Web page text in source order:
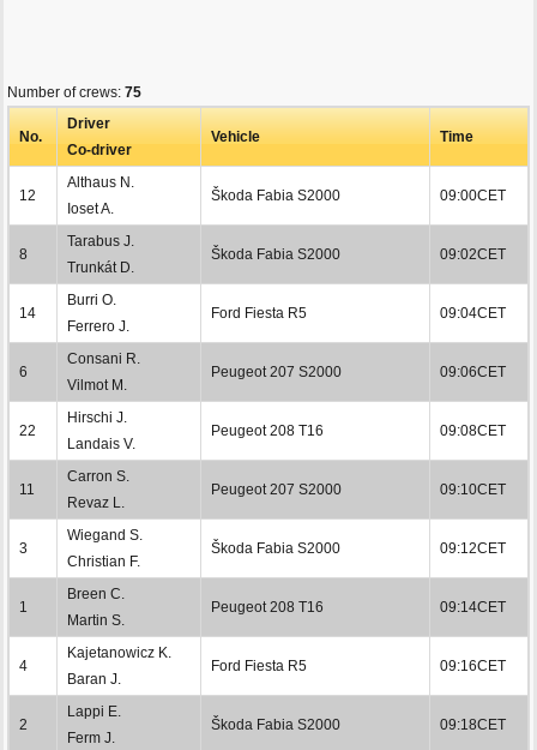
Number of crews: 75
No.
Driver
Co-driver
Vehicle Time
12
Althaus N.
Ioset A.
Škoda Fabia S2000 09:00CET
8
Tarabus J.
Trunkát D.
Škoda Fabia S2000 09:02CET
14
Burri O.
Ferrero J.
Ford Fiesta R5 09:04CET
6
Consani R.
Vilmot M.
Peugeot 207 S2000 09:06CET
22
Hirschi J.
Landais V.
Peugeot 208 T16 09:08CET
11
Carron S.
Revaz L.
Peugeot 207 S2000 09:10CET
3
Wiegand S.
Christian F.
Škoda Fabia S2000 09:12CET
1
Breen C.
Martin S.
Peugeot 208 T16 09:14CET
4
Kajetanowicz K.
Baran J.
Ford Fiesta R5 09:16CET
2
Lappi E.
Ferm J.
Škoda Fabia S2000 09:18CET